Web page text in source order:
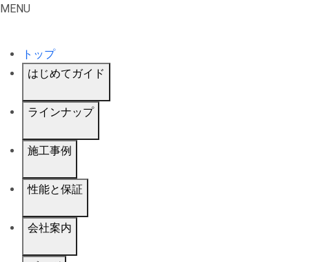
MENU
トップ
はじめてガイド
ラインナップ
施工事例
性能と保証
会社案内